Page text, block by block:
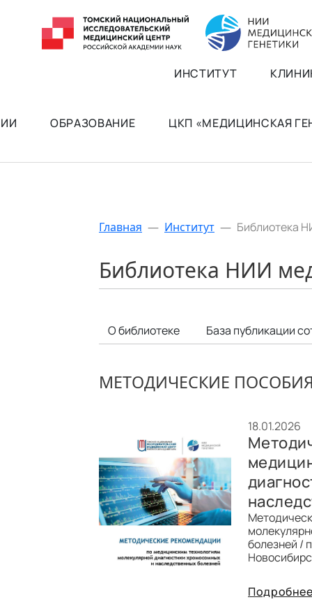
ИНСТИТУТ
ОБРАЗОВАНИЕ ЦКП «МЕДИЦИНСКАЯ
Главная — Институт — Библиотека
Библиотека НИИ
О библиотеке База публикации
МЕТОДИЧЕСКИЕ
18.01.2026
болезней /